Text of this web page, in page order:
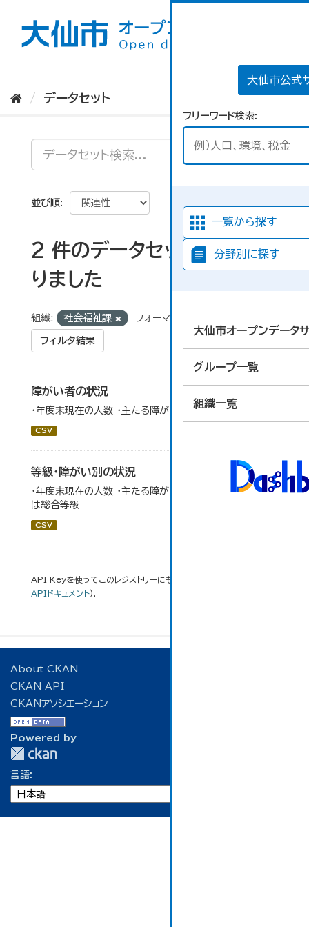
大仙市公式
フリーワード検索
一覧から探す
分野別に探す
大仙市オープンデータ
グループ一覧
組織一覧
データセット
並び順
2 件のデータセットが見つか
りました
組織: 社会福祉課 フォーマット:
フィルタ結果
障がい者の状況
・年度末現在の人数 ・主たる障がい部位でカウント
CSV
等級・障がい別の状況
・年度末現在の人数 ・主たる障がい部位でカウント ・等級
は総合等級
CSV
API Keyを使ってこのレジストリーにもアクセス可能です
APIドキュメント).
About CKAN
CKAN API
CKANアソシエーション
Powered by
言語